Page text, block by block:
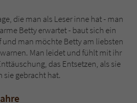
die man als Leser inne hat - man
Betty erwartet - baut sich ein
man möchte Betty am liebsten
Man leidet und fühlt mit ihr
das Entsetzen, als sie
sie gebracht hat.